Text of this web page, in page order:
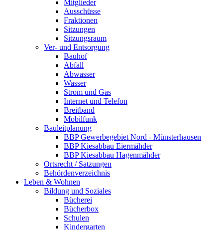
Mitglieder
Ausschüsse
Fraktionen
Sitzungen
Sitzungsraum
Ver- und Entsorgung
Bauhof
Abfall
Abwasser
Wasser
Strom und Gas
Internet und Telefon
Breitband
Mobilfunk
Bauleitplanung
BBP Gewerbegebiet Nord - Münsterhausen
BBP Kiesabbau Eiermähder
BBP Kiesabbau Hagenmähder
Ortsrecht / Satzungen
Behördenverzeichnis
Leben & Wohnen
Bildung und Soziales
Bücherei
Bücherbox
Schulen
Kindergarten